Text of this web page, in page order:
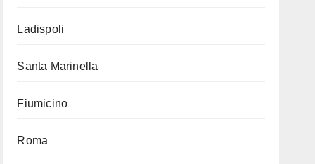
Ladispoli
Santa Marinella
Fiumicino
Roma